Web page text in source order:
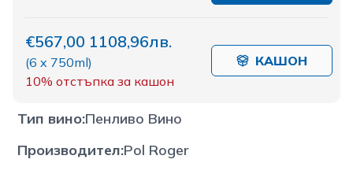
€567,00 1108,96лв.
(6 x 750ml)
10% отстъпка за кашон
КАШОН
Тип вино:Пенливо Вино
Производител:Pol Roger